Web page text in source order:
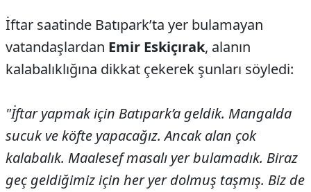
İftar saatinde Batıpark’ta yer bulamayan
vatandaşlardan Emir Eskiçırak, alanın
kalabalıklığına dikkat çekerek şunları söyledi:
"İftar yapmak için Batıpark’a geldik. Mangalda
sucuk ve köfte yapacağız. Ancak alan çok
kalabalık. Maalesef masalı yer bulamadık. Biraz
geç geldiğimiz için her yer dolmuş taşmış. Biz de